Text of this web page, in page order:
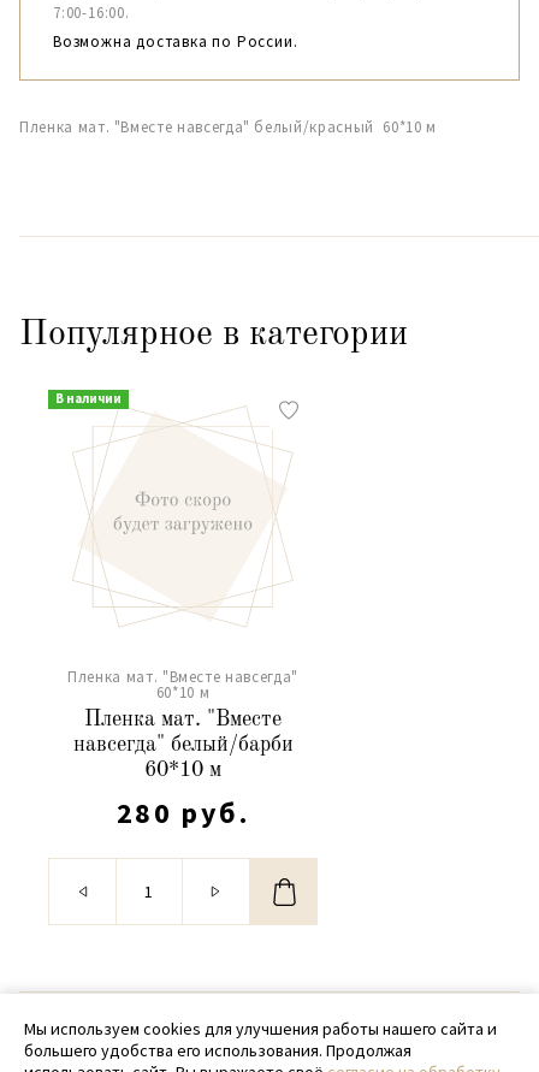
7:00-16:00.
Возможна доставка по России.
Пленка мат. "Вместе навсегда" белый/красный 60*10 м
Популярное в категории
В наличии
Пленка мат. "Вместе навсегда"
60*10 м
Пленка мат. "Вместе
навсегда" белый/барби
60*10 м
280 руб.
© 2020 - 2026 SamPack
Мы используем cookies для улучшения работы нашего сайта и
большего удобства его использования. Продолжая